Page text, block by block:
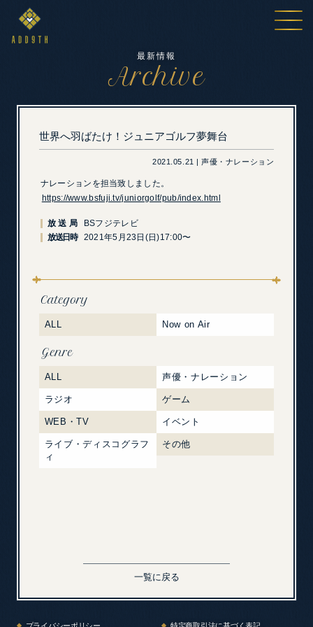
最新情報
Archive
世界へ羽ばたけ！ジュニアゴルフ夢舞台
2021.05.21 | 声優・ナレーション
ナレーションを担当致しました。
https://www.bsfuji.tv/juniorgolf/pub/index.html
放送局
BSフジテレビ
放送日時
2021年5月23日(日)17:00〜
Category
ALL Now on Air
Genre
ALL 声優・ナレーション
ラジオ ゲーム
WEB・TV イベント
ライブ・ディスコグラフ
ィ
その他
一覧に戻る